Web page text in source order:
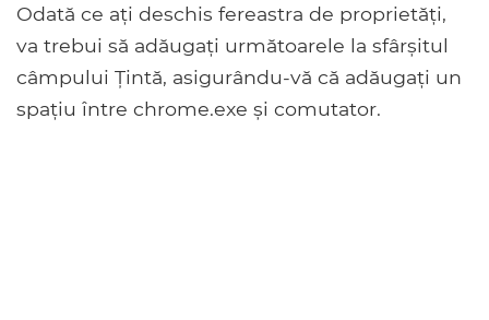
Odată ce ați deschis fereastra de proprietăți,
va trebui să adăugați următoarele la sfârșitul
câmpului Țintă, asigurându-vă că adăugați un
spațiu între chrome.exe și comutator.